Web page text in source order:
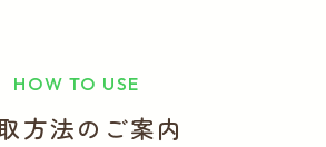
HOW TO USE
方法のご案内